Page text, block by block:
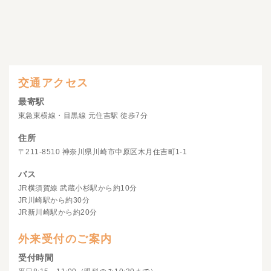
交通アクセス
最寄駅
東急東横線・目黒線 元住吉駅 徒歩7分
住所
〒211-8510 神奈川県川崎市中原区木月住吉町1-1
バス
JR横須賀線 武蔵小杉駅から約10分
JR川崎駅から約30分
JR新川崎駅から約20分
外来受付のご案内
受付時間